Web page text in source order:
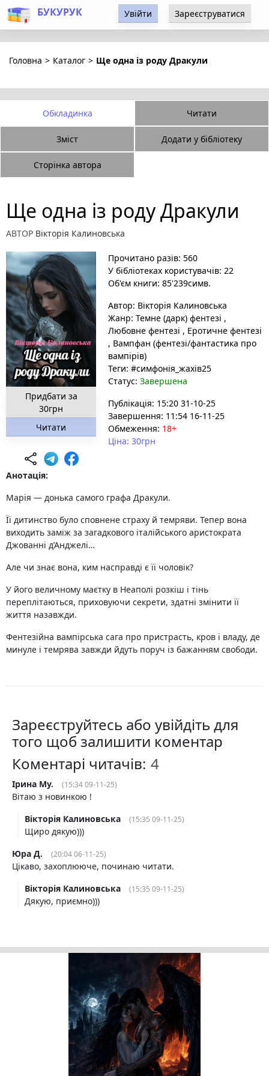
БУКУРУК Увійти Зареєструватися
Головна > Каталог > Ще одна із роду Дракули
Обкладинка Читати
Зміст Додати у бібліотеку
Сторінка автора
Ще одна із роду Дракули
АВТОР Вікторія Калиновська
Придбати за
30грн
Читати
Прочитано разів: 560
У бібліотеках користувачів: 22
Об'єм книги: 85'239симв.
Автор: Вікторія Калиновська
Жанр: Темне (дарк) фентезі ,
Любовне фентезі , Еротичне фентезі
, Вампфан (фентезі/фантастика про
вампірів)
Теги: #симфонія_жахів25
Статус: Завершена
Публікація: 15:20 31-10-25
Завершення: 11:54 16-11-25
Обмеження: 18+
Ціна: 30грн
Анотація:
Марія — донька самого графа Дракули.
Її дитинство було сповнене страху й темряви. Тепер вона
виходить заміж за загадкового італійського аристократа
Джованні д’Анджелі…
Але чи знає вона, ким насправді є її чоловік?
У його величному маєтку в Неаполі розкіш і тінь
переплітаються, приховуючи секрети, здатні змінити її
життя назавжди.
Фентезійна вампірська сага про пристрасть, кров і владу, де
минуле і темрява завжди йдуть поруч із бажанням свободи.
Зареєструйтесь або увійдіть для
того щоб залишити коментар
Коментарі читачів:
Ірина Му. (15:34 09-11-25)
Вітаю з новинкою !
Вікторія Калиновська
(15:35 09-11-25)
Щиро дякую)))
Юра Д.
(20:04 06-11-25)
Цікаво, захоплююче, починаю читати.
Вікторія Калиновська
(15:35 09-11-25)
Дякую, приємно)))